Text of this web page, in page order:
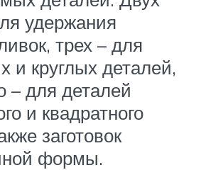
удержания
трех – для
и круглых деталей,
– для деталей
и квадратного
заготовок
формы.